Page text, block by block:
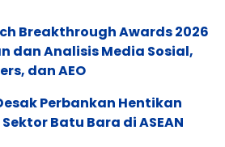
Breakthrough Awards 2026
dan Analisis Media Sosial,
dan AEO
Perbankan Hentikan
Batu Bara di ASEAN